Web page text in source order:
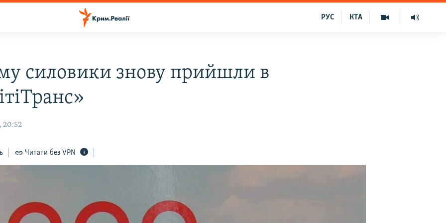
КТА
РУС
силовики знову прийшли в
20:52
Читати без VPN